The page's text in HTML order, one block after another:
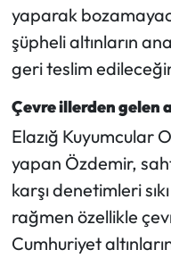
yaparak
şüpheli altınların
geri teslim
Çevre illerden gelen
Elazığ Kuyumcular
yapan Özdemir,
karşı denetimleri
rağmen özellikle
Cumhuriyet